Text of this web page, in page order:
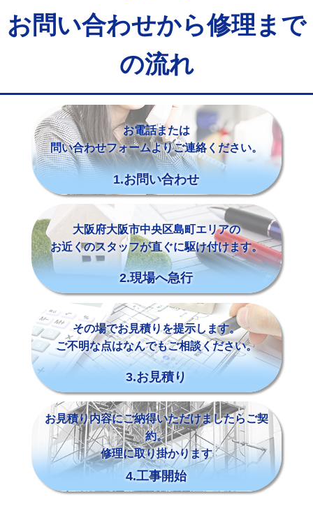
お問い合わせから修理まで
の流れ
お電話または
問い合わせフォームよりご連絡ください。
1.お問い合わせ
大阪府大阪市中央区島町エリアの
お近くのスタッフが直ぐに駆け付けます。
2.現場へ急行
その場でお見積りを提示します。
ご不明な点はなんでもご相談ください。
3.お見積り
お見積り内容にご納得いただけましたらご契
約。
修理に取り掛かります
4.工事開始